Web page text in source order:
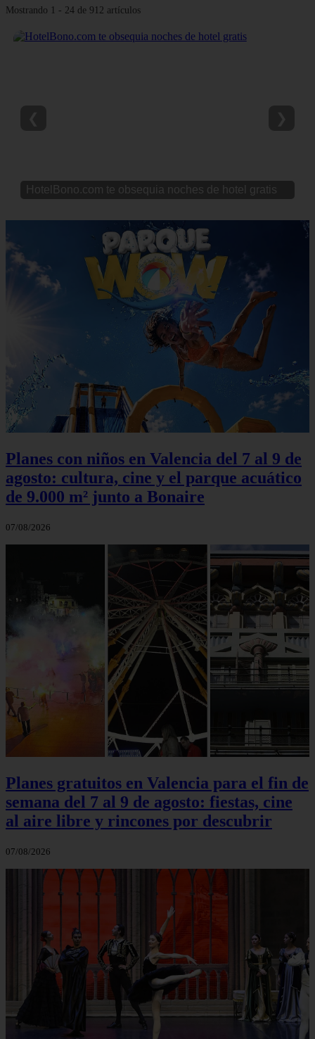
Mostrando 1 - 24 de 912 artículos
HotelBono.com te obsequia noches de hotel gratis
Planes con niños en Valencia del 7 al 9 de
agosto: cultura, cine y el parque acuático
de 9.000 m² junto a Bonaire
07/08/2026
Planes gratuitos en Valencia para el fin de
semana del 7 al 9 de agosto: fiestas, cine
al aire libre y rincones por descubrir
07/08/2026